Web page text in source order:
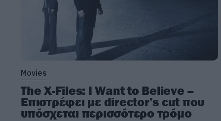
Movies
The X-Files: I Want to Believe –
Επιστρέφει με director’s cut που
υπόσχεται περισσότερο τρόμο